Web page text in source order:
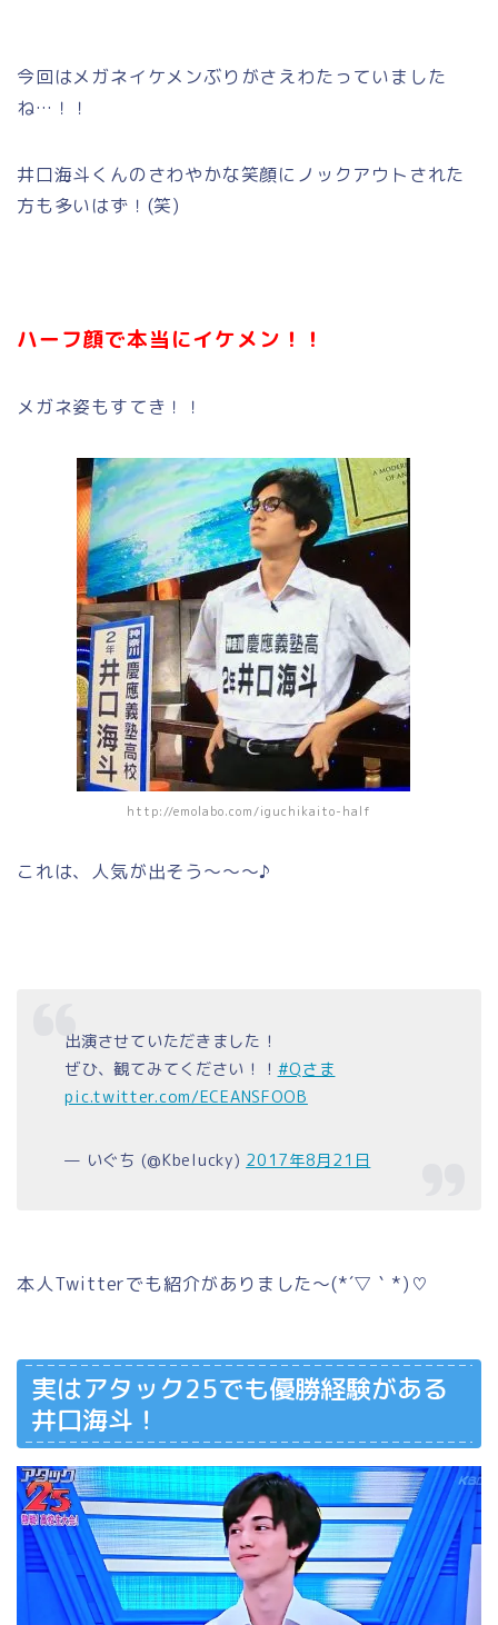
今回はメガネイケメンぶりがさえわたっていました
ね…！！
井口海斗くんのさわやかな笑顔にノックアウトされた
方も多いはず！(笑)
ハーフ顔で本当にイケメン！！
メガネ姿もすてき！！
http://emolabo.com/iguchikaito-half
これは、人気が出そう～～～♪
出演させていただきました！
ぜひ、観てみてください！！ #Qさま
pic.twitter.com/ECEANSFOOB
— いぐち (@Kbelucky) 2017年8月21日
本人Twitterでも紹介がありました～(*´▽｀*)♡
実はアタック25でも優勝経験がある
井口海斗！